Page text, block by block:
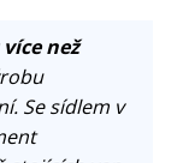
než
Se sídlem v